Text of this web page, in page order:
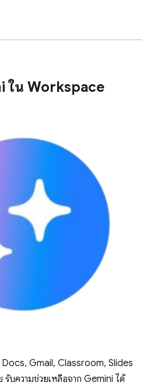
ใน Workspace
Docs, Gmail, Classroom, Slides
บความช่วยเหลือจาก Gemini ได้